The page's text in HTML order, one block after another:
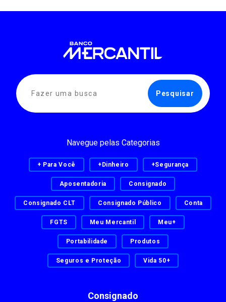
Consignado
Navegue pelas Categorias
+ Para Você +Dinheiro +Segurança
Aposentadoria Consignado
Consignado CLT Consignado Público Conta
FGTS Meu Mercantil Meu+
Portabilidade Produtos
Seguros e Proteção Vida 50+